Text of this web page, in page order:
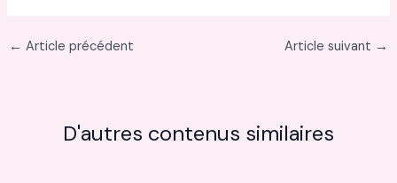
← Article précédent Article suivant →
D'autres contenus similaires